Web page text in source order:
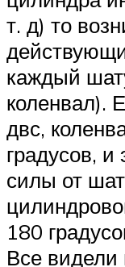
т. д) то
каждый
коленвал).
двс,
градусов,
силы от
180
Все видели